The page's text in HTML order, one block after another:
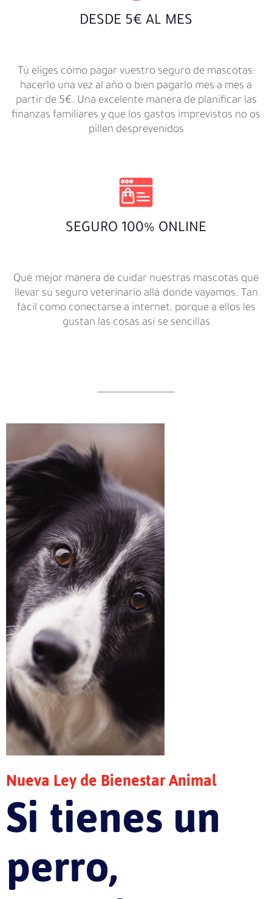
DESDE 5€ AL MES
Tú eliges cómo pagar vuestro seguro de mascotas:
hacerlo una vez al año o bien pagarlo mes a mes a
partir de 5€. Una excelente manera de planificar las
finanzas familiares y que los gastos imprevistos no os
pillen desprevenidos
SEGURO 100% ONLINE
Qué mejor manera de cuidar nuestras mascotas que
llevar su seguro veterinario allá donde vayamos. Tan
fácil como conectarse a internet, porque a ellos les
gustan las cosas así se sencillas
Nueva Ley de Bienestar Animal
Si tienes un
perro,